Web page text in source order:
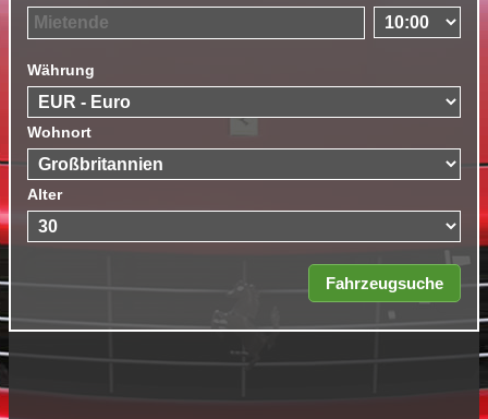
Währung
Wohnort
Alter